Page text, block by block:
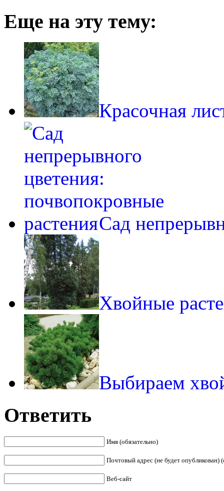
Еще на эту тему:
Красочная
Сад
Хвойные
Выбираем
Ответить
Имя (обязательно)
Почтовый адрес (не будет опубликован)
Веб-сайт